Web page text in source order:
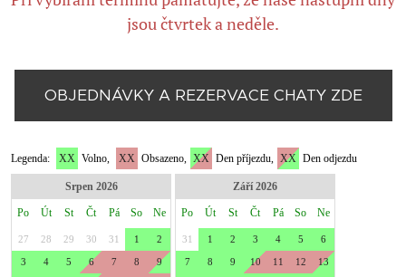
jsou čtvrtek a neděle.
OBJEDNÁVKY A REZERVACE CHATY ZDE